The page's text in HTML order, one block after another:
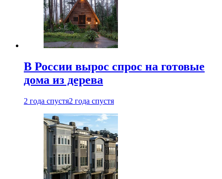
В России вырос спрос на готовые
дома из дерева
2 года спустя2 года спустя